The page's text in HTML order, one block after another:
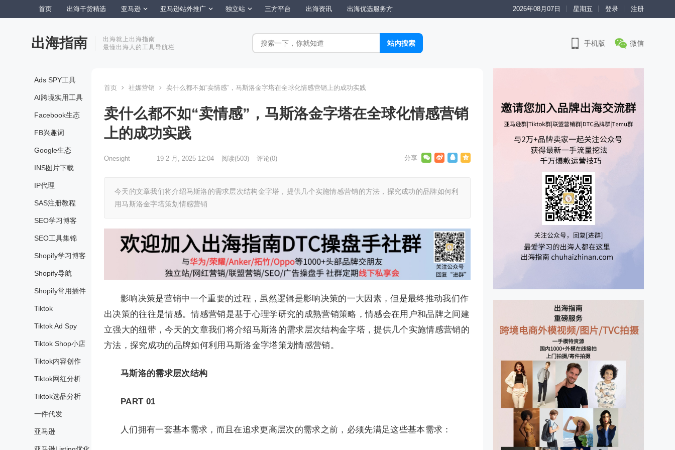
首页 出海干货精选 亚马逊 亚马逊站外推广 独立站 三方平台 出海资讯 出海优选服务方 2026年08月07日 星期五 登录 注册
出海指南
出海就上出海指南
最懂出海人的工具导航栏
手机版 微信
Ads SPY工具
AI跨境实用工具
Facebook生态
FB兴趣词
Google生态
INS图片下载
IP代理
SAS注册教程
SEO学习博客
SEO工具集锦
Shopify学习博客
Shopify导航
Shopify常用插件
Tiktok
Tiktok Ad Spy
Tiktok Shop小店
Tiktok内容创作
Tiktok网红分析
Tiktok选品分析
一件代发
亚马逊
首页 社媒营销 卖什么都不如“卖情感”，马斯洛金字塔在全球化情感营销上的成功实践
卖什么都不如“卖情感”，马斯洛金字塔在全球化情感营销
上的成功实践
Onesight 19 2 月, 2025 12:04 阅读(503) 评论(0)
今天的文章我们将介绍马斯洛的需求层次结构金字塔，提供几个实施情感营销的方法，探究成功的品牌如何利
用马斯洛金字塔策划情感营销
影响决策是营销中一个重要的过程，虽然逻辑是影响决策的一大因素，但是最终推动我们作
出决策的往往是情感。情感营销是基于心理学研究的成熟营销策略，情感会在用户和品牌之间建
立强大的纽带，今天的文章我们将介绍马斯洛的需求层次结构金字塔，提供几个实施情感营销的
方法，探究成功的品牌如何利用马斯洛金字塔策划情感营销。
马斯洛的需求层次结构
PART 01
人们拥有一套基本需求，而且在追求更高层次的需求之前，必须先满足这些基本需求：